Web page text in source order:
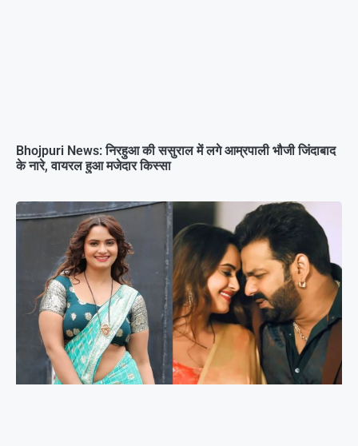
Bhojpuri News: निरहुआ की ससुराल में लगे आम्रपाली भौजी जिंदाबाद
के नारे, वायरल हुआ मजेदार किस्सा